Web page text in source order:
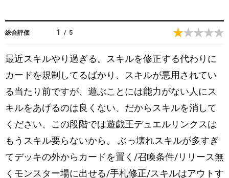
g
e
a
総合評価 1 / 5
最近スキルやり過ぎる。スキルを修正する代わりに
カードを規制してるばかり、スキルが悪用されてい
る当たり前ですが、遊ぶことには能力がない人にス
キルをあげるのは良くない、だからスキルを消して
ください、この段階では遊戯王デュエルリンクスは
もうスキル要らないから。 ぶっ壊れスキルが多すぎ
てデッキの外からカードを置く/召喚条件/リリース無
くモンスター場に出せる/手札修正/スキルはアウトす